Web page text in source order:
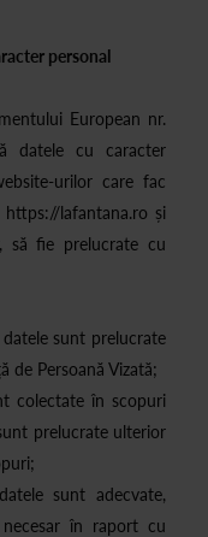
personal
European nr.
datele cu caracter
urilor care fac
lafantana.ro și
să fie prelucrate cu
datele sunt prelucrate
de Persoană Vizată;
colectate în scopuri
prelucrate ulterior
sunt adecvate,
în raport cu